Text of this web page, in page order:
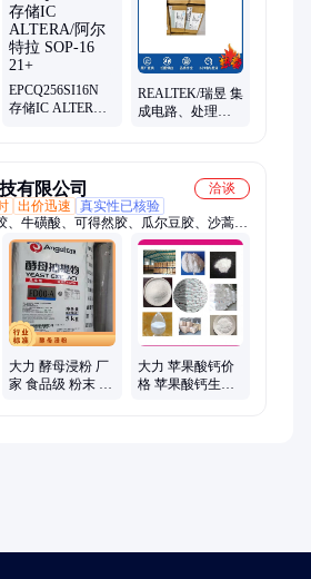
路、电容电阻
EPCQ256SI16N
存储IC ALTERA/
REALTEK/瑞昱 集
成电路、处理
有限公司
洽谈
出价迅速
真实性已核验
、牛磺酸、可得然胶、瓜尔豆胶、沙蒿子
素、食用明胶、聚丙烯酸钠、甲基纤维
兰多糖、乳酸链球菌素、食品级黄原胶
大力 酵母浸粉 厂
家 食品级 粉末 营
大力 苹果酸钙价
格 苹果酸钙生产